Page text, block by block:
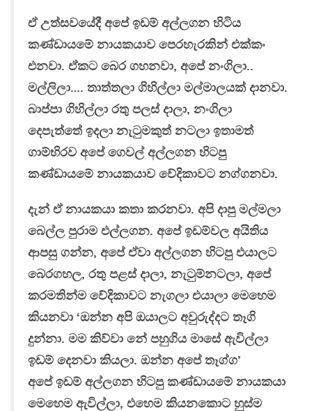
ඒ උත්සවයේදී අපේ ඉඩම් අල්ලගන හිටිය
කණ්ඩායමේ නායකයාව පෙරහැරකින් එක්කං
එනවා. ඒකට බෙර ගහනවා, අපේ නංගිලා..
මල්ලිලා…. තාත්තලා ගිහිල්ලා මල්මාලයක් දානවා.
බාප්පා ගිහිල්ලා රතු පලස් දාලා, නංගිලා
දෙපැත්තේ ඉදලා නැටුමකුත් නටලා ඉතාමත්
ගාම්භිරව අපේ ගෙවල් අල්ලගන හිටපු
කණ්ඩායමේ නායකයාව වේදිකාවට නග්ගනවා.
දැන් ඒ නායකයා කතා කරනවා. අපි දාපු මල්මලා
බෙල්ල පුරාම එල්ලගන. අපේ ඉඩම්වල අයිතිය
ආපසු ගන්න, අපේ ඒවා අල්ලගන හිටපු එයාලට
බෙරගහල, රතු පළස් දාලා, නැටුම්නටලා, අපේ
කරමතින්ම වේදිකාවට නැගලා එයාලා මෙහෙම
කියනවා ‘ඔන්න අපි ඔයාලට අවුරුද්දට තෑගි
දුන්නා. මම කිව්වා නේ පහුගිය මාසේ ඇවිල්ලා
ඉඩම් දෙනවා කියලා. ඔන්න අපේ තෑග්ග’
අපේ ඉඩම් අල්ලගන හිටපු කණ්ඩායමේ නායකයා
මෙහෙම ඇවිල්ලා, එහෙම කියනකොට හුස්ම